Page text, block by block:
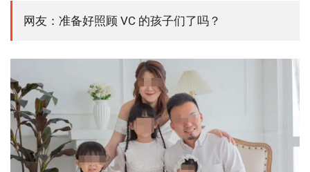
网友：准备好照顾 VC 的孩子们了吗？